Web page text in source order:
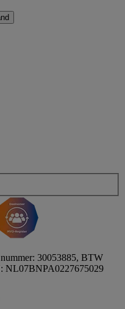
30053885, BTW
NL07BNPA0227675029